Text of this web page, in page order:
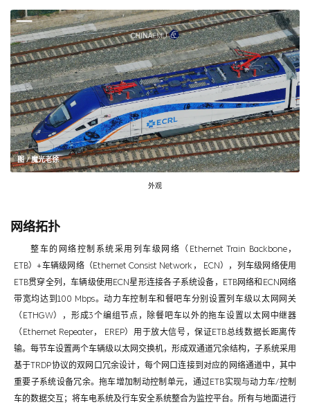
图 / 魔光老徐
外观
网络拓扑
整车的网络控制系统采用列车级网络（Ethernet Train Backbone，
ETB）+车辆级网络（Ethernet Consist Network， ECN），列车级网络使用
ETB贯穿全列，车辆级使用ECN星形连接各子系统设备，ETB网络和ECN网络
带宽均达到100 Mbps。动力车控制车和餐吧车分别设置列车级以太网网关
（ETHGW），形成3个编组节点，除餐吧车以外的拖车设置以太网中继器
（Ethernet Repeater， EREP）用于放大信号，保证ETB总线数据长距离传
输。每节车设置两个车辆级以太网交换机，形成双通道冗余结构，子系统采用
基于TRDP协议的双网口冗余设计，每个网口连接到对应的网络通道中，其中
重要子系统设备冗余。拖车增加制动控制单元，通过ETB实现与动力车/控制
车的数据交互；将车电系统及行车安全系统整合为监控平台。所有与地面进行